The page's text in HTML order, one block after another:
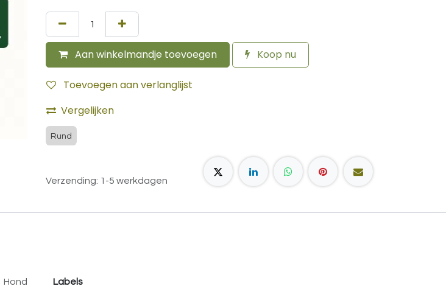
Aan winkelmandje toevoegen Koop nu
Toevoegen aan verlanglijst
Vergelijken
Rund
Verzending: 1-5 werkdagen
Hond Labels